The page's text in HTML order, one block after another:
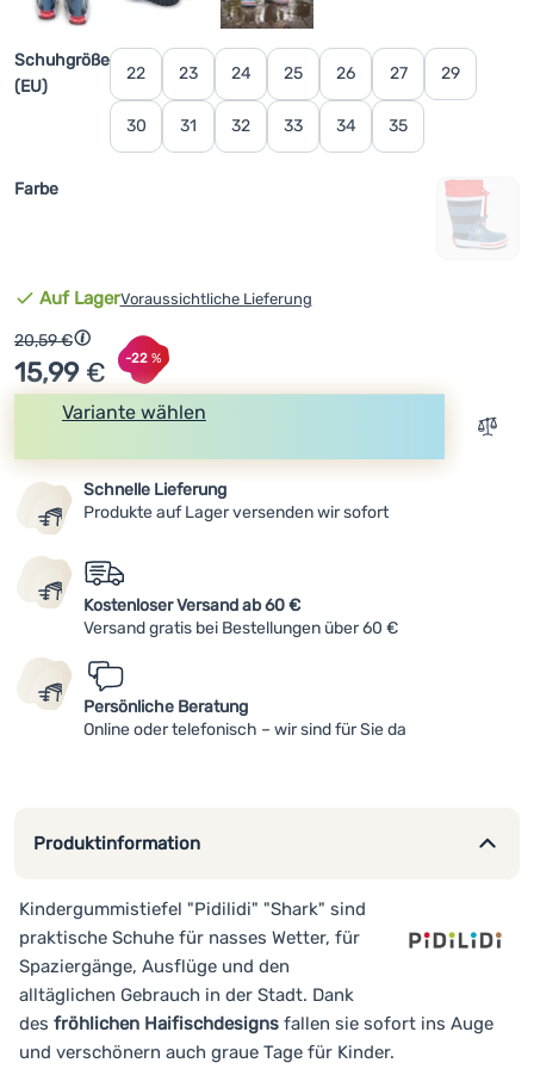
Anmelden /
Registrieren
Variante wählen
Schuhgröße
(EU)
22 23 24 25 26 27 29
30 31 32 33 34 35
Farbe
Verfügbarkeit
Auf LagerVoraussichtliche Lieferung
Ursprünglicher Preis
20,59€ Rabatt berechnet vom niedrigsten Preis 30 Tage vor der
Rabatt
-22%
15,99 €
Variante wählen
Zum
Schnelle Lieferung
Produkte auf Lager versenden wir sofort
Kostenloser Versand ab 60 €
Versand gratis bei Bestellungen über 60 €
Persönliche Beratung
Online oder telefonisch – wir sind für Sie da
Produktinformation
Kindergummistiefel "Pidilidi" "Shark" sind
praktische Schuhe für nasses Wetter, für
Spaziergänge, Ausflüge und den
alltäglichen Gebrauch in der Stadt. Dank
des fröhlichen Haifischdesigns fallen sie sofort ins Auge
und verschönern auch graue Tage für Kinder.